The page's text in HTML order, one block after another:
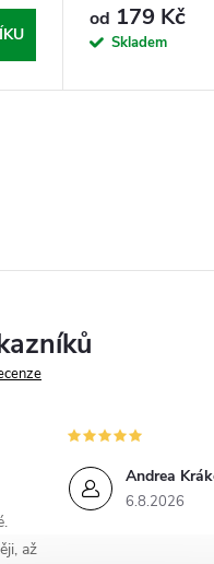
od 179 Kč
Skladem
až
Andrea
6.8.2026